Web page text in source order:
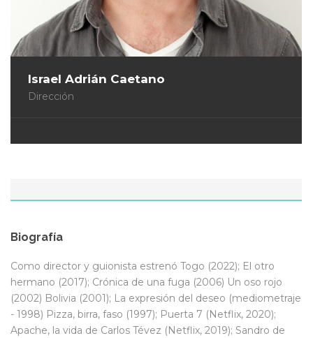
Israel Adrián Caetano
Dirección
Biografía
Como director y guionista estrenó Togo (2022); El otro
hermano (2017); Crónica de una fuga (2006) Un oso rojo
(2002) Bolivia (2001); La expresión del deseo (mediometraje
- 1998) Pizza, birra, faso (1997); Puerta 7 (Netflix, 2020);
Apache, la vida de Carlos Tévez (Netflix, 2019); Sandro de